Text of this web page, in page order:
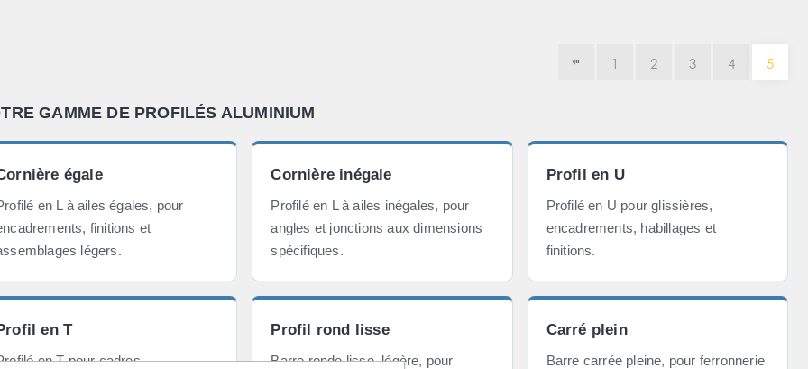
1 2 3 4 5
GAMME DE PROFILÉS ALUMINIUM
égale
en L à ailes égales, pour
finitions et
légers.
Cornière inégale
Profilé en L à ailes inégales, pour
angles et jonctions aux dimensions
spécifiques.
Profil en U
Profilé en U pour glissières,
encadrements, habillages et
finitions.
en T
en T pour cadres,
Profil rond lisse
Barre ronde lisse, légère, pour
Carré plein
Barre carrée pleine, pour ferronnerie